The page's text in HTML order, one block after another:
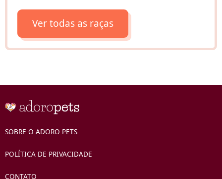
Ver todas as raças
SOBRE O ADORO PETS
POLÍTICA DE PRIVACIDADE
CONTATO